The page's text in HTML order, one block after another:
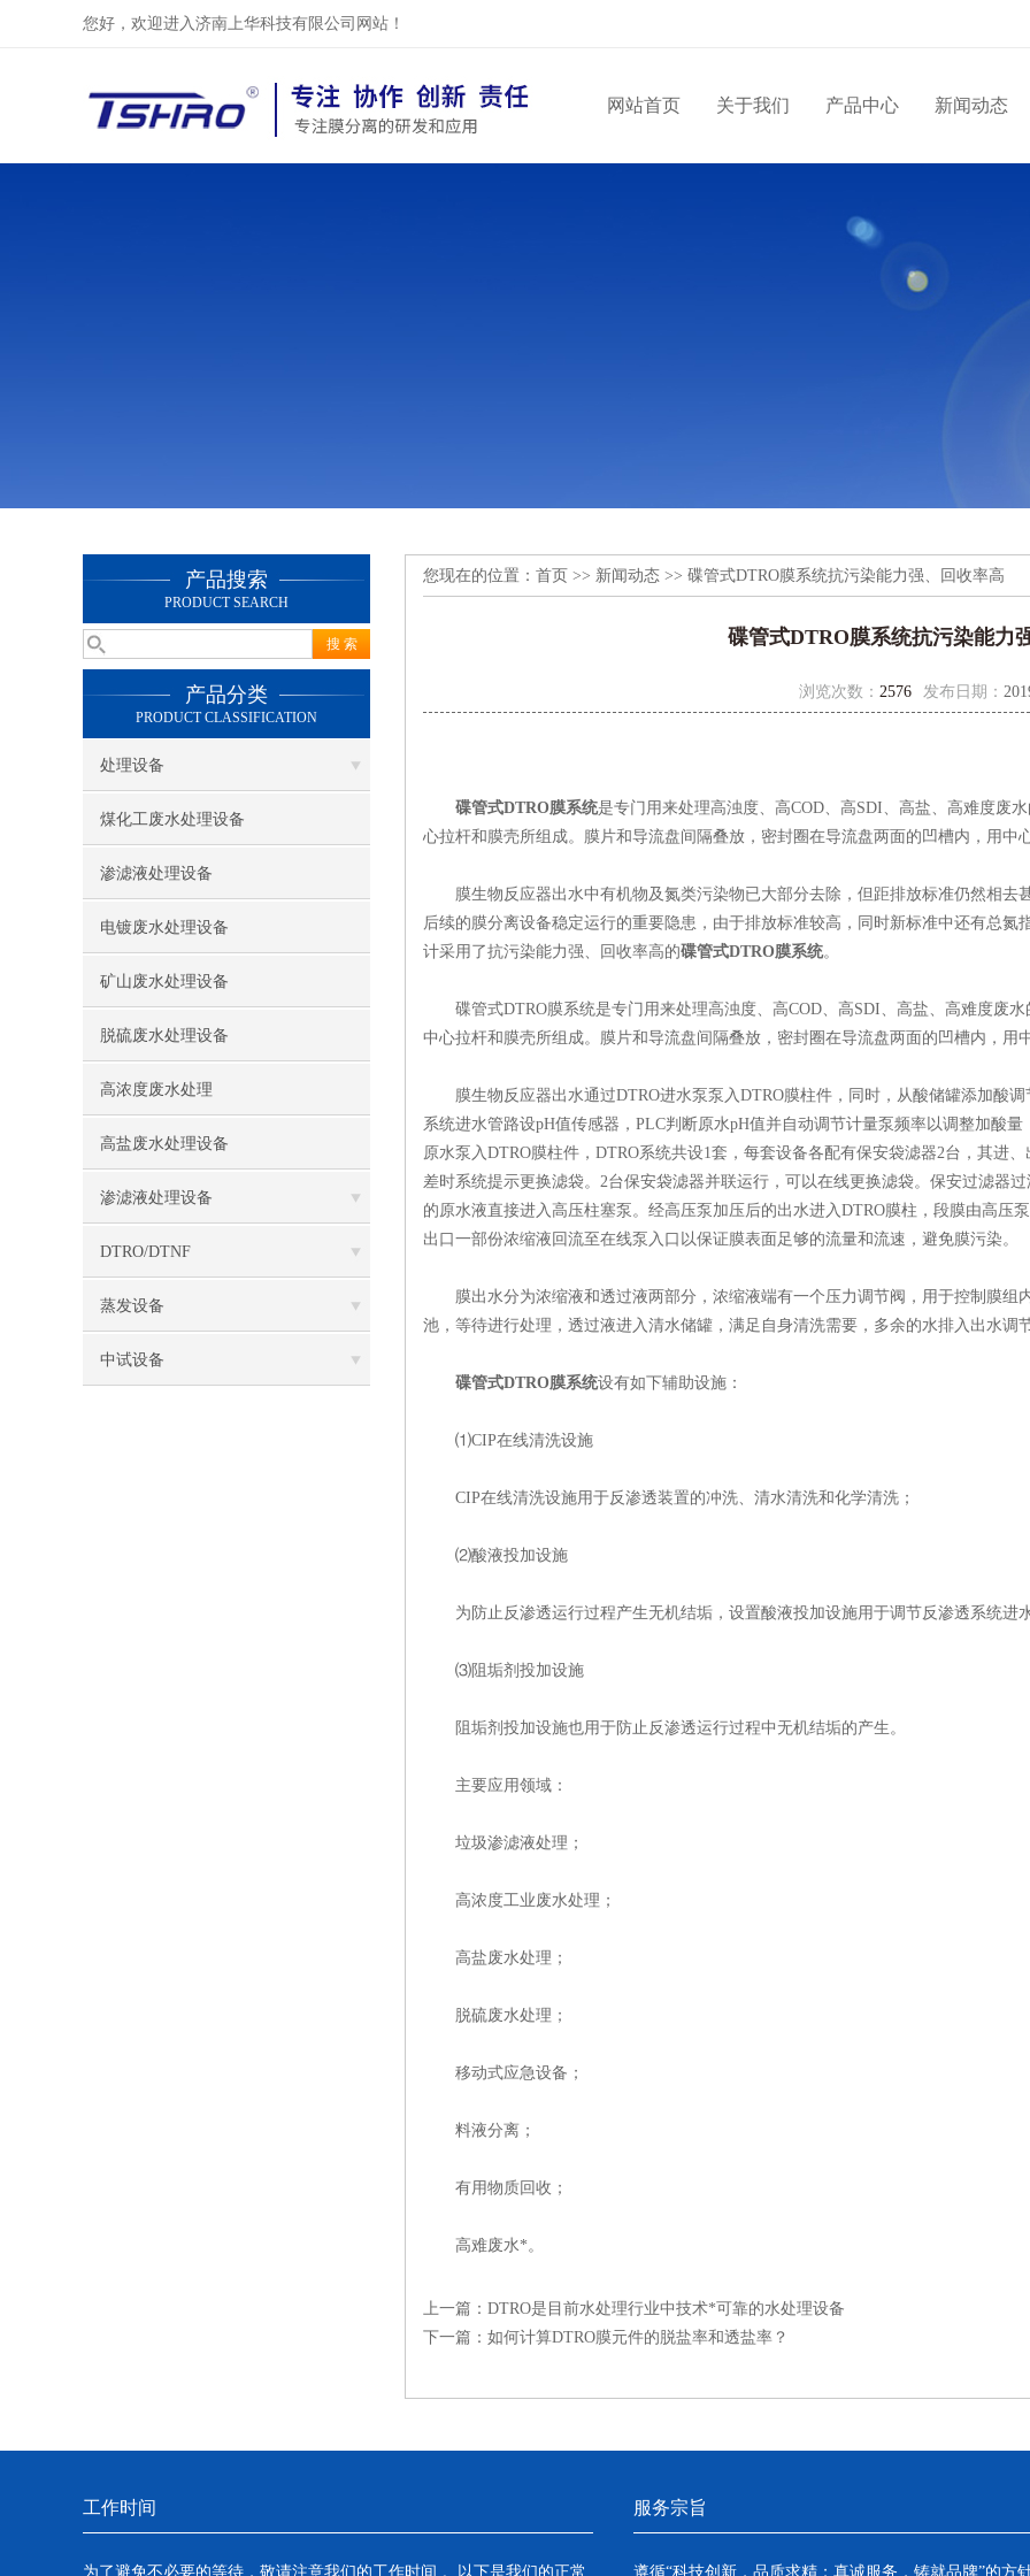
您好，欢迎进入济南上华科技有限公司网站！
网站首页 关于我们 产品中心 新闻动态
产品搜索
PRODUCT SEARCH
产品分类
PRODUCT CLASSIFICATION
处理设备
煤化工废水处理设备
渗滤液处理设备
电镀废水处理设备
矿山废水处理设备
脱硫废水处理设备
高浓度废水处理
高盐废水处理设备
渗滤液处理设备
DTRO/DTNF
蒸发设备
中试设备
您现在的位置： 首页 >> 新闻动态 >> 碟管式DTRO膜系统抗污染能力强、回收率高
碟管式DTRO膜系统抗污染能力
浏览次数： 2576 发布日期：
碟管式DTRO膜系统是专门用来处理高浊度、高COD、高SDI、高盐、高难度废
心拉杆和膜壳所组成。膜片和导流盘间隔叠放，密封圈在导流盘两面的凹槽内，用
膜生物反应器出水中有机物及氮类污染物已大部分去除，但距排放标准仍然相去
后续的膜分离设备稳定运行的重要隐患，由于排放标准较高，同时新标准中还有总
计采用了抗污染能力强、回收率高的碟管式DTRO膜系统。
碟管式DTRO膜系统是专门用来处理高浊度、高COD、高SDI、高盐、高难度废水
中心拉杆和膜壳所组成。膜片和导流盘间隔叠放，密封圈在导流盘两面的凹槽内，
膜生物反应器出水通过DTRO进水泵泵入DTRO膜柱件，同时，从酸储罐添加酸调
系统进水管路设pH值传感器，PLC判断原水pH值并自动调节计量泵频率以调整加酸
原水泵入DTRO膜柱件，DTRO系统共设1套，每套设备各配有保安袋滤器2台，其进
差时系统提示更换滤袋。2台保安袋滤器并联运行，可以在线更换滤袋。保安过滤器
的原水液直接进入高压柱塞泵。经高压泵加压后的出水进入DTRO膜柱，段膜由高压
出口一部份浓缩液回流至在线泵入口以保证膜表面足够的流量和流速，避免膜污染。
膜出水分为浓缩液和透过液两部分，浓缩液端有一个压力调节阀，用于控制膜组
池，等待进行处理，透过液进入清水储罐，满足自身清洗需要，多余的水排入出水
碟管式DTRO膜系统设有如下辅助设施：
⑴CIP在线清洗设施
CIP在线清洗设施用于反渗透装置的冲洗、清水清洗和化学清洗；
⑵酸液投加设施
为防止反渗透运行过程产生无机结垢，设置酸液投加设施用于调节反渗透系统进
⑶阻垢剂投加设施
阻垢剂投加设施也用于防止反渗透运行过程中无机结垢的产生。
主要应用领域：
垃圾渗滤液处理；
高浓度工业废水处理；
高盐废水处理；
脱硫废水处理；
移动式应急设备；
料液分离；
有用物质回收；
高难废水*。
上一篇： DTRO是目前水处理行业中技术*可靠的水处理设备
下一篇： 如何计算DTRO膜元件的脱盐率和透盐率？
工作时间
为了避免不必要的等待，敬请注意我们的工作时间 。以下是我们的正常
服务宗旨
遵循“科技创新，品质求精；真诚服务，铸就品牌”的方